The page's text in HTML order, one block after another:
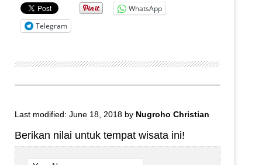
WhatsApp
Telegram
Last modified: June 18, 2018 by Nugroho Christian
Berikan nilai untuk tempat wisata ini!